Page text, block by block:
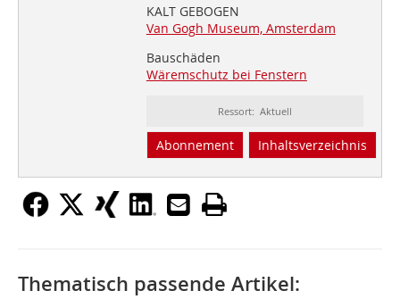
KALT GEBOGEN
Van Gogh Museum, Amsterdam
Bauschäden
Wäremschutz bei Fenstern
Ressort: Aktuell
Abonnement Inhaltsverzeichnis
Thematisch passende Artikel: